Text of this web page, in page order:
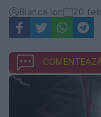
Bianca Ion 20